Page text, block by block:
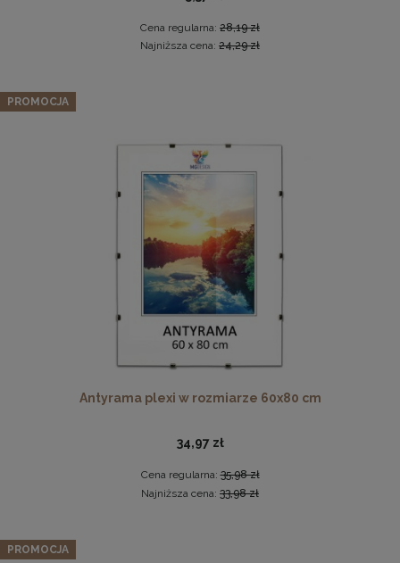
DO KOSZYKA
rozmiarze 30 x 40 cm w kolorze białym
28,99 zł
DO KOSZYKA
Cena regularna: 28,19 zł
Najniższa cena: 24,29 zł
Antyrama plexi w rozmiarze 60x80 cm
34,97 zł
Cena regularna:35,98 zł
Najniższa cena: 33,98 zł
PROMOCJA
PROMOCJA